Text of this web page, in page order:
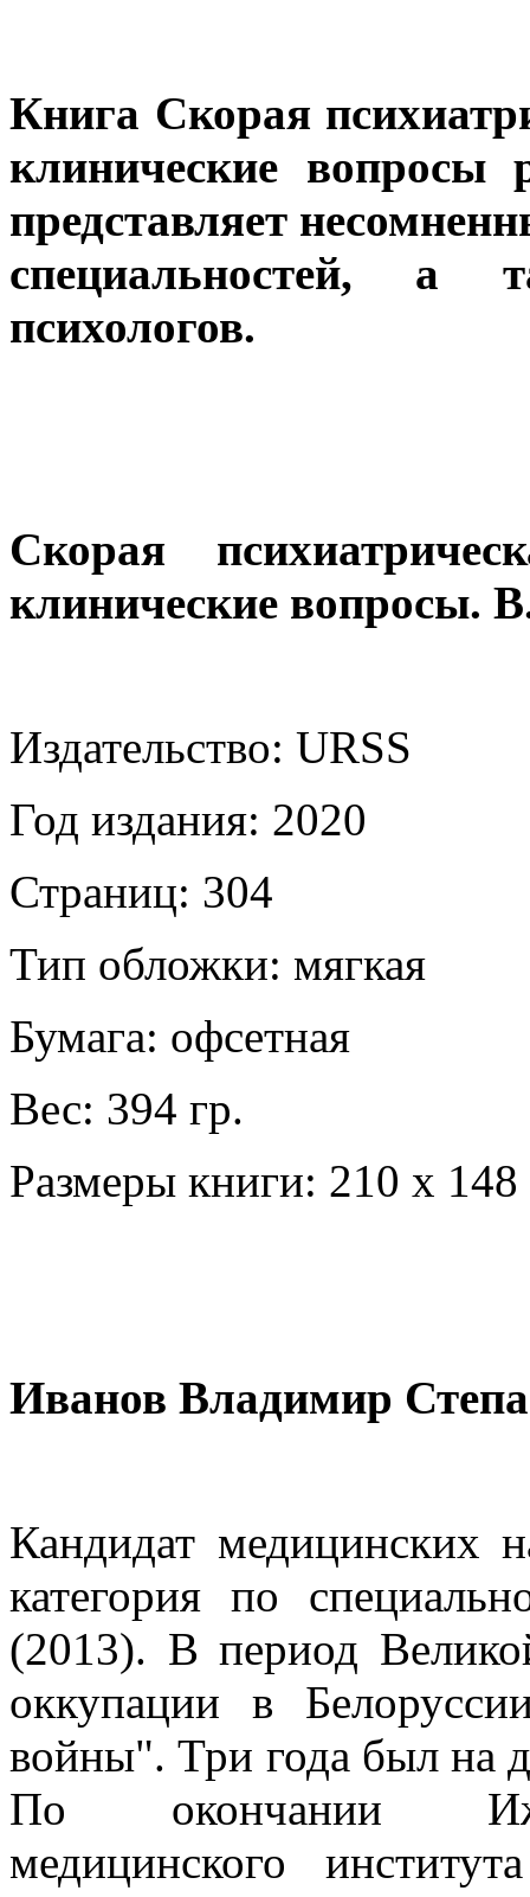
Книга Скорая
клинические вопросы
представляет
специальностей, а
психологов.
Скорая
клинические вопросы.
Издательство: URSS
Год издания: 2020
Страниц: 304
Тип обложки: мягкая
Бумага: офсетная
Вес: 394 гр.
Размеры книги: 210 х
Иванов Владимир
Кандидат медицинских
категория по
(2013). В период
оккупации в
войны". Три года был на
По окончании
медицинского